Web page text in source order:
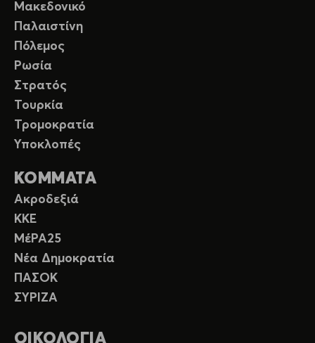
Μακεδονικό
Παλαιστίνη
Πόλεμος
Ρωσία
Στρατός
Τουρκία
Τρομοκρατία
Υποκλοπές
ΚΟΜΜΑΤΑ
Ακροδεξιά
ΚΚΕ
ΜέΡΑ25
Νέα Δημοκρατία
ΠΑΣΟΚ
ΣΥΡΙΖΑ
ΟΙΚΟΛΟΓΙΑ